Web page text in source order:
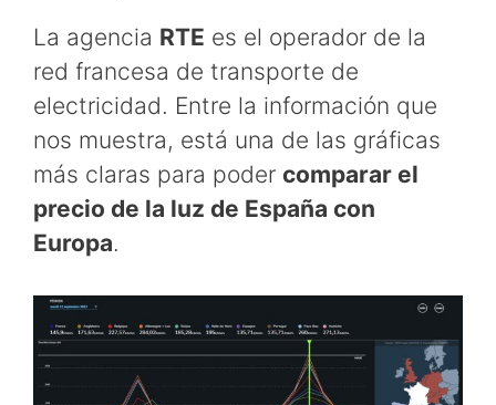
La agencia RTE es el operador de la
red francesa de transporte de
electricidad. Entre la información que
nos muestra, está una de las gráficas
más claras para poder comparar el
precio de la luz de España con
Europa.